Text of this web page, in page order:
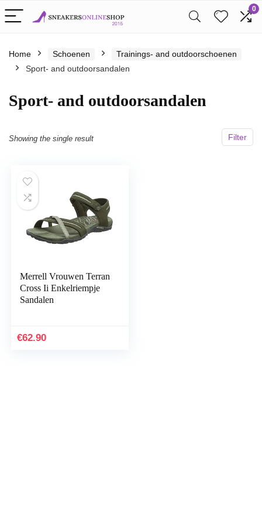
0
Home Schoenen
Trainings- and outdoorschoenen
Sport- and outdoorsandalen
Sport- and outdoorsandalen
Filter
Showing the single result
Merrell Vrouwen Terran
Cross Ii Enkelriempje
Sandalen
€62.90